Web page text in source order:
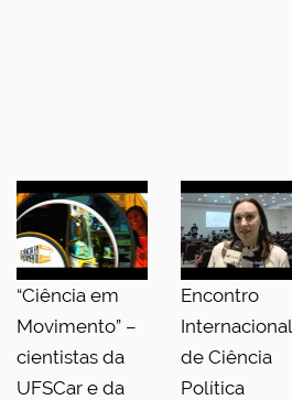
“Ciência em
Movimento” –
cientistas da
UFSCar e da
Encontro
Internacional
de Ciência
Política